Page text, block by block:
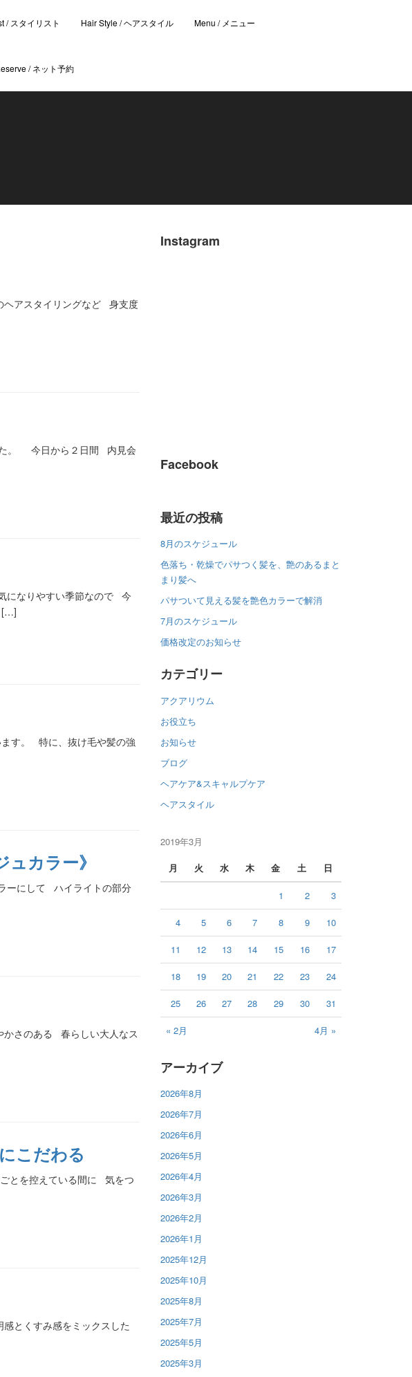
/ スタイリスト Hair Style / ヘアスタイル Menu / メニュー
/ ネット予約
アスタイリングなど 身支度
た。 今日から２日間 内見会
になりやすい季節なので 今
[…]
す。 特に、抜け毛や髪の強
カラー》
ーにして ハイライトの部分
さのある 春らしい大人なス
こだわる
とを控えている間に 気をつ
とくすみ感をミックスした
Instagram
Facebook
最近の投稿
8月のスケジュール
色落ち・乾燥でパサつく髪を、艶のあるまと
まり髪へ
パサついて見える髪を艶色カラーで解消
7月のスケジュール
価格改定のお知らせ
カテゴリー
アクアリウム
お役立ち
お知らせ
ブログ
ヘアケア&スキャルプケア
ヘアスタイル
2019年3月
月
火 水 木 金 土 日
« 2月 4月 »
1 2 3
4 5 6 7 8 9 10
11 12 13 14 15 16 17
18 19 20 21 22 23 24
25 26 27 28 29 30 31
アーカイブ
2026年8月
2026年7月
2026年6月
2026年5月
2026年4月
2026年3月
2026年2月
2026年1月
2025年12月
2025年10月
2025年8月
2025年7月
2025年5月
2025年3月